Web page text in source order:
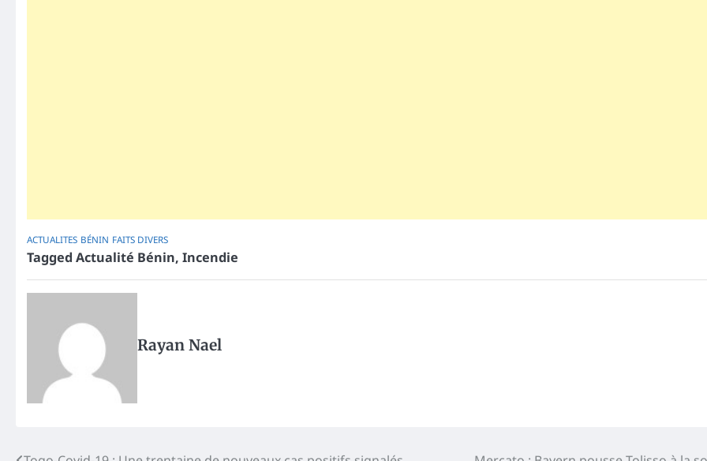
ACTUALITES BÉNIN FAITS DIVERS
Tagged Actualité Bénin, Incendie
Rayan Nael